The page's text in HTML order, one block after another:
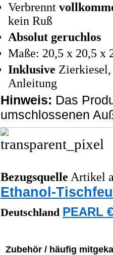
Verbrennt
kein Ruß
Absolut geruchlos
Maße: 20,5 x 20,5 x
Inklusive Zierkiesel,
Anleitung
Hinweis: Das
umschlossenen
Bezugsquelle Artikel
Ethanol-
Deutschland PEARL
Zubehör / häufig